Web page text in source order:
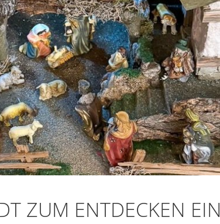
ZUM ENTDECKEN EIN